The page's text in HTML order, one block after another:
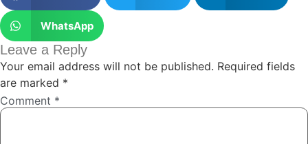
WhatsApp
Leave a Reply
Your email address will not be published. Required fields
are marked *
Comment *